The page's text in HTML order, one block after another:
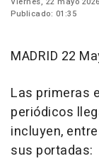
Publicado: 01:35
MADRID 22
Las primeras
periódicos
incluyen,
sus portadas: